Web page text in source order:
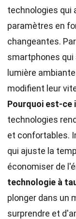
technologies qui
paramètres en
changeantes.
smartphones
lumière
modifient leur
Pourquoi est-ce
technologies
et confortables.
qui ajuste la
économiser de
technologie à
plonger dans un
surprendre et